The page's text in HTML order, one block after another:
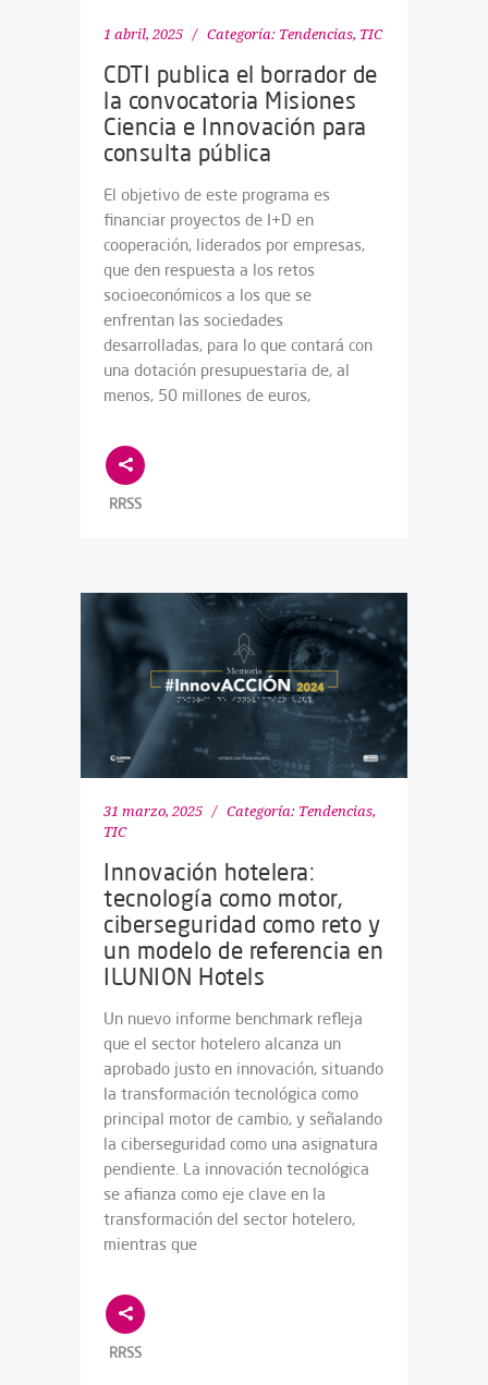
1 abril, 2025 Categoría: Tendencias, TIC
CDTI publica el borrador de
la convocatoria Misiones
Ciencia e Innovación para
consulta pública
El objetivo de este programa es
financiar proyectos de I+D en
cooperación, liderados por empresas,
que den respuesta a los retos
socioeconómicos a los que se
enfrentan las sociedades
desarrolladas, para lo que contará con
una dotación presupuestaria de, al
menos, 50 millones de euros,
RRSS
31 marzo, 2025 Categoría: Tendencias,
TIC
Innovación hotelera:
tecnología como motor,
ciberseguridad como reto y
un modelo de referencia en
ILUNION Hotels
Un nuevo informe benchmark refleja
que el sector hotelero alcanza un
aprobado justo en innovación, situando
la transformación tecnológica como
principal motor de cambio, y señalando
la ciberseguridad como una asignatura
pendiente. La innovación tecnológica
se afianza como eje clave en la
transformación del sector hotelero,
mientras que
RRSS